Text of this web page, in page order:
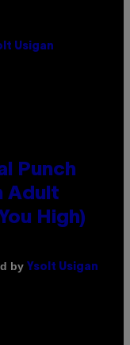
Usigan
Punch
Adult
High)
by Ysolt Usigan